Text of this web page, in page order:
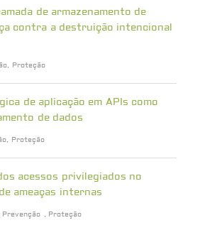
de armazenamento de
contra a destruição intencional
, Proteção
de aplicação em APIs como
de dados
, Proteção
acessos privilegiados no
ameaças internas
Prevenção , Proteção